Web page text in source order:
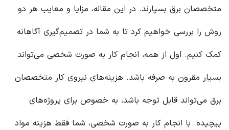
متخصصان برق بسپارند. در این مقاله، مزایا و معایب هر دو
روش را بررسی خواهیم کرد تا به شما در تصمیم‌گیری آگاهانه
کمک کنیم. اول از همه، انجام کار به صورت شخصی می‌تواند
بسیار مقرون به صرفه باشد. هزینه‌های نیروی کار متخصصان
برق می‌تواند قابل توجه باشد، به خصوص برای پروژه‌های
پیچیده. با انجام کار به صورت شخصی، شما فقط هزینه مواد